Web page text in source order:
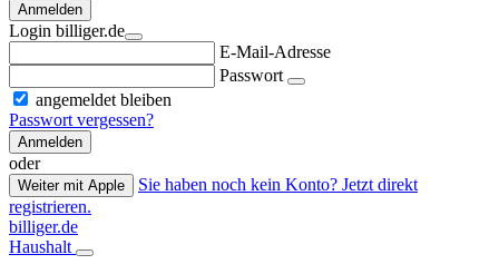
Anmelden
Login billiger.de
E-Mail-Adresse
Passwort
angemeldet bleiben
Passwort vergessen?
Anmelden
oder
Weiter mit Apple
Sie haben noch kein Konto? Jetzt direkt
registrieren.
billiger.de
Haushalt